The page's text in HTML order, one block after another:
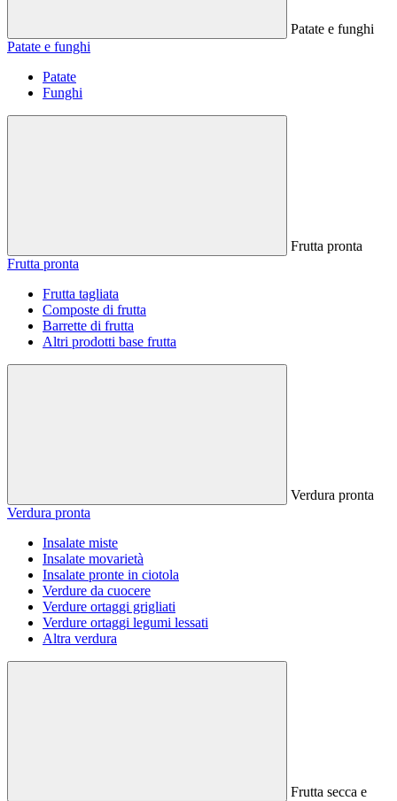
Patate e funghi
Patate e funghi
Patate
Funghi
Frutta pronta
Frutta pronta
Frutta tagliata
Composte di frutta
Barrette di frutta
Altri prodotti base frutta
Verdura pronta
Verdura pronta
Insalate miste
Insalate movarietà
Insalate pronte in ciotola
Verdure da cuocere
Verdure ortaggi grigliati
Verdure ortaggi legumi lessati
Altra verdura
Frutta secca e